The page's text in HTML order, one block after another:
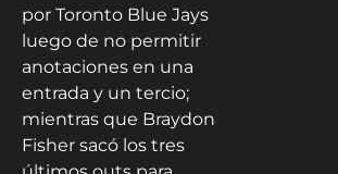
por Toronto Blue Jays
luego de no permitir
anotaciones en una
entrada y un tercio;
mientras que Braydon
Fisher sacó los tres